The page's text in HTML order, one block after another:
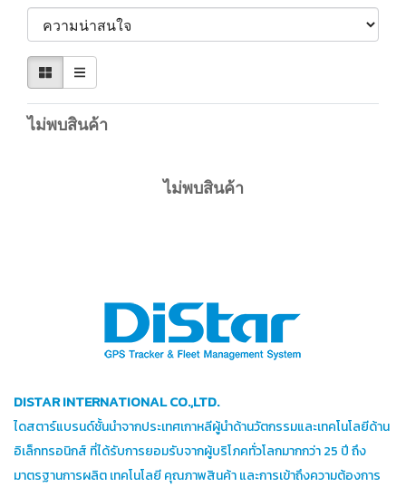
ไม่พบสินค้า
ไม่พบสินค้า
DISTAR INTERNATIONAL CO.,LTD.
ไดสตาร์แบรนด์ชั้นนำจากประเทศเกาหลีผู้นำด้านวัตกรรมและเทคโนโลยีด้าน
อิเล็กทรอนิกส์ ที่ได้รับการยอมรับจากผู้บริโภคทั่วโลกมากกว่า 25 ปี ถึง
มาตรฐานการผลิต เทคโนโลยี คุณภาพสินค้า และการเข้าถึงความต้องการ